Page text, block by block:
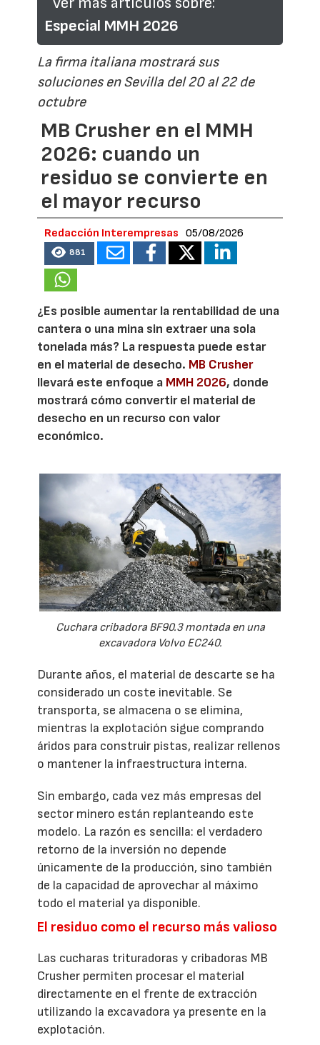
Especial MMH 2026
La firma italiana mostrará sus
soluciones en Sevilla del 20 al 22 de
octubre
MB Crusher en el MMH
2026: cuando un
residuo se convierte en
el mayor recurso
Redacción Interempresas 05/08/2026
881
¿Es posible aumentar la rentabilidad de una
cantera o una mina sin extraer una sola
tonelada más? La respuesta puede estar
en el material de desecho. MB Crusher
llevará este enfoque a MMH 2026, donde
mostrará cómo convertir el material de
desecho en un recurso con valor
económico.
Cuchara cribadora BF90.3 montada en una
excavadora Volvo EC240.
Durante años, el material de descarte se ha
considerado un coste inevitable. Se
transporta, se almacena o se elimina,
mientras la explotación sigue comprando
áridos para construir pistas, realizar rellenos
o mantener la infraestructura interna.
Sin embargo, cada vez más empresas del
sector minero están replanteando este
modelo. La razón es sencilla: el verdadero
retorno de la inversión no depende
únicamente de la producción, sino también
de la capacidad de aprovechar al máximo
todo el material ya disponible.
El residuo como el recurso más valioso
Las cucharas trituradoras y cribadoras MB
Crusher permiten procesar el material
directamente en el frente de extracción
utilizando la excavadora ya presente en la
explotación.